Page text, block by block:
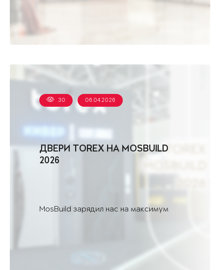
ДВЕРИ TOREX НА MOSBUILD
2026
30 06.04.2026
MosBuild зарядил нас на максимум